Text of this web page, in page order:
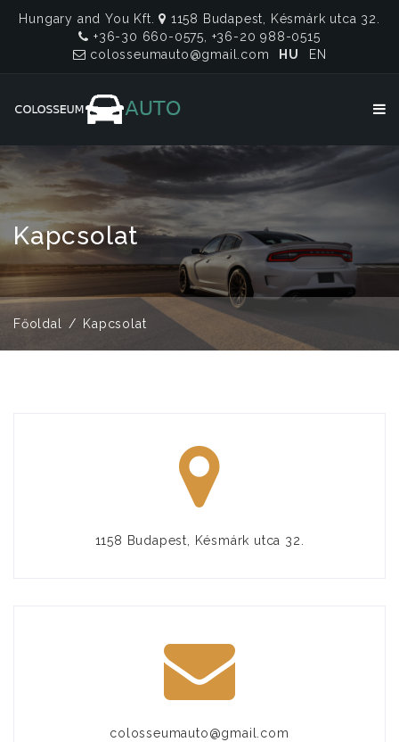
Hungary and You Kft.
1158 Budapest, Késmárk utca 32.
+36-30 660-0575, +36-20 988-0515
colosseumauto@gmail.com
HU EN
Kapcsolat
Főoldal Kapcsolat
1158 Budapest, Késmárk utca 32.
colosseumauto@gmail.com